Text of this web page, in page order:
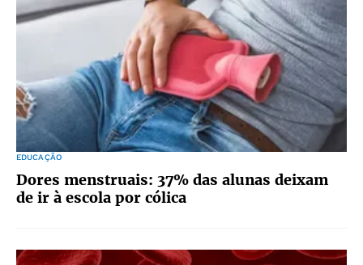
EDUCAÇÃO
Dores menstruais: 37% das alunas deixam
de ir à escola por cólica